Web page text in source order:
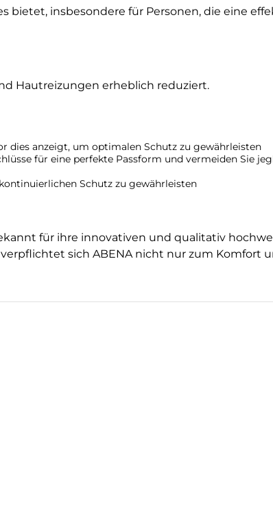
bietet, insbesondere für Personen, die eine
Hautreizungen erheblich reduziert.
dies anzeigt, um optimalen Schutz zu gewährleisten
für eine perfekte Passform und vermeiden Sie
Schutz zu gewährleisten
für ihre innovativen und qualitativ
sich ABENA nicht nur zum Komfort